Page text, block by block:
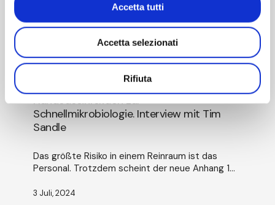
Accetta tutti
Accetta selezionati
Rifiuta
Schwachstellen
und
Unklarheiten
des
Anhangs
1:
Schnellmikrobiologie.
Schwachstellen und Unklarheiten des
neuen Anhangs 1: Von der
Händedesinfektion zur
Schnellmikrobiologie. Interview mit Tim
Sandle
Das größte Risiko in einem Reinraum ist das
Personal. Trotzdem scheint der neue Anhang 1...
3 Juli, 2024